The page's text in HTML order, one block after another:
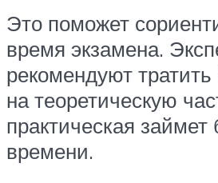
Это поможет
время экзамена.
рекомендуют
на теоретическую
практическая
времени.